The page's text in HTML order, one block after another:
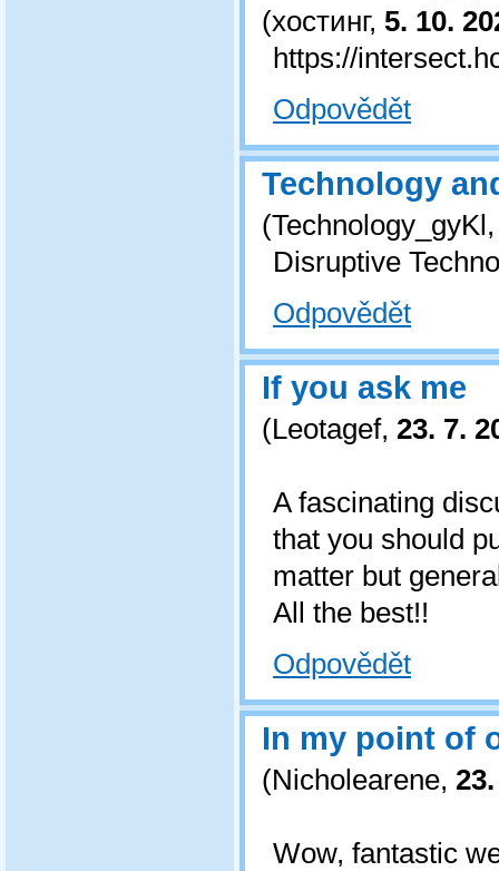
(хостинг, 5. 10.
https://
Odpovědět
Technology
(Technology_gyKl
Disruptive
Odpovědět
If you ask me
(Leotagef, 23. 7.
A fascinating
that you should
matter but
All the best!!
Odpovědět
In my point of
(Nicholearene,
Wow, fantastic